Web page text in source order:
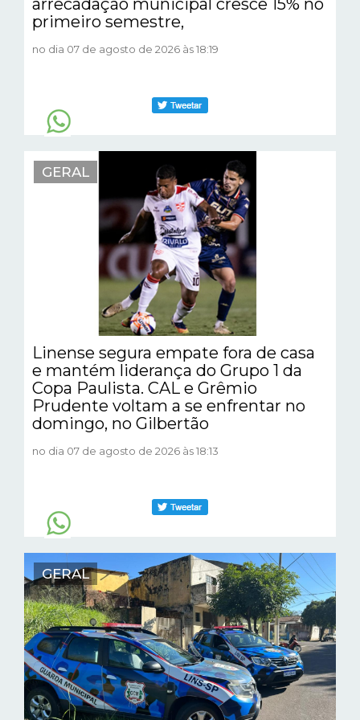
primeiro semestre,
no dia 07 de agosto de 2026 às 18:19
GERAL
Linense segura empate fora de casa
e mantém liderança do Grupo 1 da
Copa Paulista. CAL e Grêmio
Prudente voltam a se enfrentar no
domingo, no Gilbertão
no dia 07 de agosto de 2026 às 18:13
GERAL